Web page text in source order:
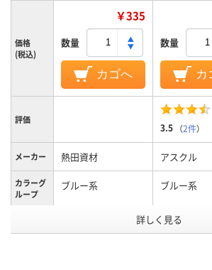
価格
(税込)
￥335
数量
カゴへ
数量
カ
評価
3.5 （2件）
メーカー 熱田資材 アスクル
カラーグ
ループ
ブルー系 ブルー系
20
詳しく見る